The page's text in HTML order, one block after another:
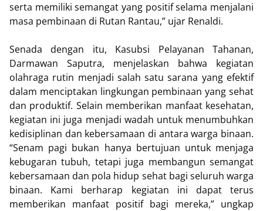
serta memiliki semangat yang positif selama menjalani
masa pembinaan di Rutan Rantau,” ujar Renaldi.
Senada dengan itu, Kasubsi Pelayanan Tahanan,
Darmawan Saputra, menjelaskan bahwa kegiatan
olahraga rutin menjadi salah satu sarana yang efektif
dalam menciptakan lingkungan pembinaan yang sehat
dan produktif. Selain memberikan manfaat kesehatan,
kegiatan ini juga menjadi wadah untuk menumbuhkan
kedisiplinan dan kebersamaan di antara warga binaan.
“Senam pagi bukan hanya bertujuan untuk menjaga
kebugaran tubuh, tetapi juga membangun semangat
kebersamaan dan pola hidup sehat bagi seluruh warga
binaan. Kami berharap kegiatan ini dapat terus
memberikan manfaat positif bagi mereka,” ungkap